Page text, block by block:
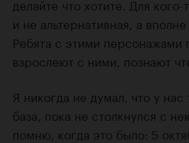
делайте что хотите. Для
и не альтернативная, а
Ребята с этими персонажами
взрослеют с ними, познают
Я никогда не думал, что у
база, пока не столкнулся с
помню, когда это было: 5